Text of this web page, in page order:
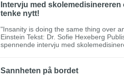
Intervju med
tenke nytt!
"Insanity is doing the same thing over
Einstein Tekst: Dr. Sofie Hexeberg
spennende intervju med
Sannheten på bordet